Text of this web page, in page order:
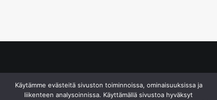
Käytämme evästeitä sivuston toiminnoissa, ominaisuuksissa ja
liikenteen analysoinnissa. Käyttämällä sivustoa hyväksyt